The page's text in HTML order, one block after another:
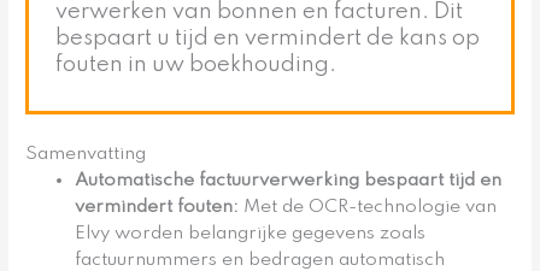
verwerken van bonnen en facturen. Dit
bespaart u tijd en vermindert de kans op
fouten in uw boekhouding.
Samenvatting
Automatische factuurverwerking bespaart tijd en
vermindert fouten: Met de OCR-technologie van
Elvy worden belangrijke gegevens zoals
factuurnummers en bedragen automatisch